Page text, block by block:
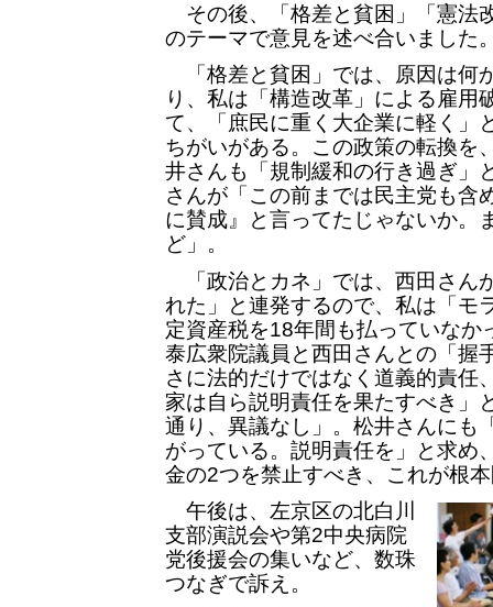
その後、「格差と貧困」「憲法
のテーマで意見を述べ合いました
「格差と貧困」では、原因は何
り、私は「構造改革」による雇用
て、「庶民に重く大企業に軽く」
ちがいがある。この政策の転換を
井さんも「規制緩和の行き過ぎ」
さんが「この前までは民主党も含
に賛成』と言ってたじゃないか。
ど」。
「政治とカネ」では、西田さん
れた」と連発するので、私は「
定資産税を18年間も払っていなか
泰広衆院議員と西田さんとの「握
さに法的だけではなく道義的責任
家は自ら説明責任を果たすべき」
通り、異議なし」。松井さんにも
がっている。説明責任を」と求め
金の2つを禁止すべき、これが根
午後は、左京区の北白川
支部演説会や第2中央病院
党後援会の集いなど、数珠
つなぎで訴え。